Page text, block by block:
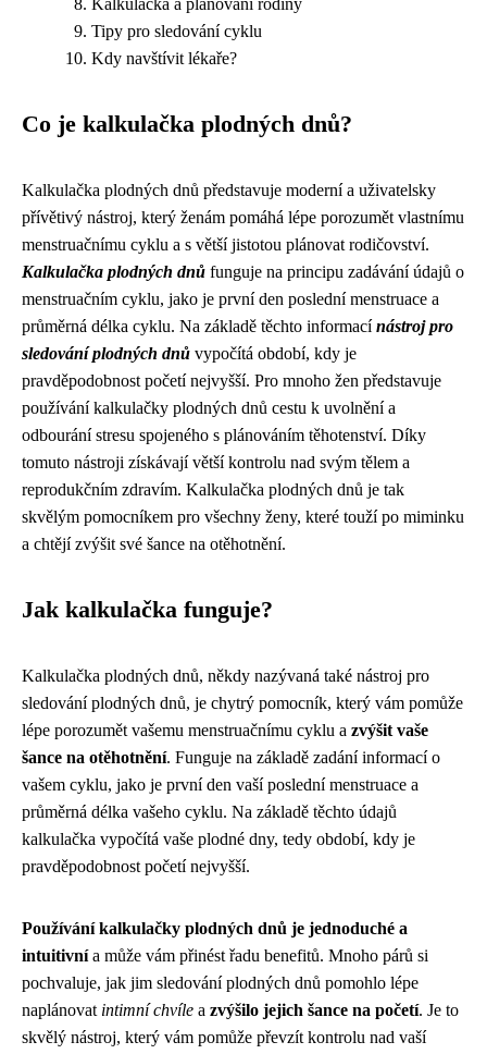
Kalkulačka a plánování rodiny
Tipy pro sledování cyklu
Kdy navštívit lékaře?
Co je kalkulačka plodných dnů?
Kalkulačka plodných dnů představuje moderní a uživatelsky
přívětivý nástroj, který ženám pomáhá lépe porozumět vlastnímu
menstruačnímu cyklu a s větší jistotou plánovat rodičovství.
Kalkulačka plodných dnů funguje na principu zadávání údajů o
menstruačním cyklu, jako je první den poslední menstruace a
průměrná délka cyklu. Na základě těchto informacínástroj pro
sledování plodných dnů vypočítá období, kdy je
pravděpodobnost početí nejvyšší. Pro mnoho žen představuje
používání kalkulačky plodných dnů cestu k uvolnění a
odbourání stresu spojeného s plánováním těhotenství. Díky
tomuto nástroji získávají větší kontrolu nad svým tělem a
reprodukčním zdravím. Kalkulačka plodných dnů je tak
skvělým pomocníkem pro všechny ženy, které touží po miminku
a chtějí zvýšit své šance na otěhotnění.
Jak kalkulačka funguje?
Kalkulačka plodných dnů, někdy nazývaná také nástroj pro
sledování plodných dnů, je chytrý pomocník, který vám pomůže
lépe porozumět vašemu menstruačnímu cyklu a zvýšit vaše
šance na otěhotnění. Funguje na základě zadání informací o
vašem cyklu, jako je první den vaší poslední menstruace a
průměrná délka vašeho cyklu. Na základě těchto údajů
kalkulačka vypočítá vaše plodné dny, tedy období, kdy je
pravděpodobnost početí nejvyšší.
Používání kalkulačky plodných dnů je jednoduché a
intuitivnía může vám přinést řadu benefitů. Mnoho párů si
pochvaluje, jak jim sledování plodných dnů pomohlo lépe
naplánovat intimní chvíle a zvýšilo jejich šance na početí. Je to
skvělý nástroj, který vám pomůže převzít kontrolu nad vaší